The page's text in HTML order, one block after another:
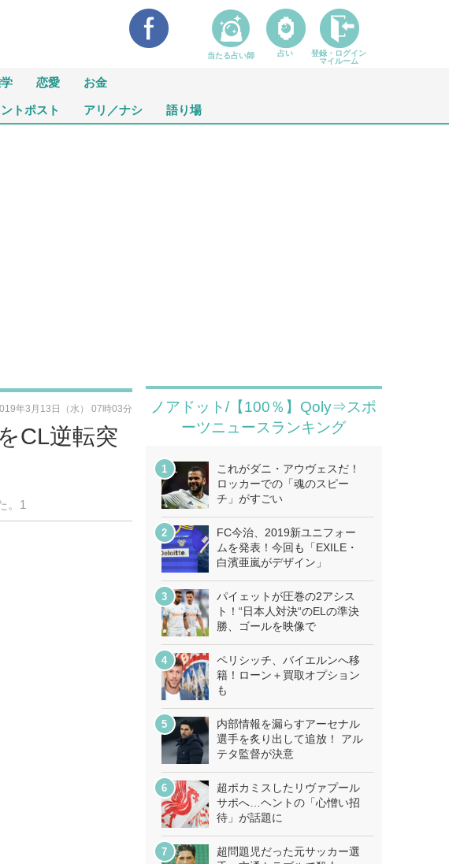
恋愛 お金
トポスト アリ／ナシ 語り場
CL逆転突
。1
年3月13日（水） 07時03分
ノアドット/【100％】Qoly⇒スポ
ーツニュースランキング
これがダニ・アウヴェスだ！
ロッカーでの「魂のスピー
チ」がすごい
FC今治、2019新ユニフォー
ムを発表！今回も「EXILE・
白濱亜嵐がデザイン」
パイェットが圧巻の2アシス
ト！“日本人対決“のELの準決
勝、ゴールを映像で
ペリシッチ、バイエルンへ移
籍！ローン＋買取オプション
も
内部情報を漏らすアーセナル
選手を炙り出して追放！ アル
テタ監督が決意
超ポカミスしたリヴァプール
サポへ…ヘントの「心憎い招
待」が話題に
超問題児だった元サッカー選
当たる占い師 占い
登録・ログイン
マイルーム